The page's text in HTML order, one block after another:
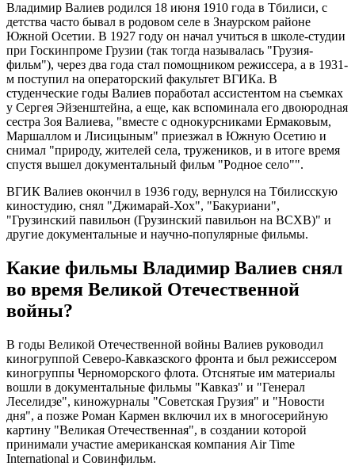
Владимир Валиев родился 18 июня 1910 года в Тбилиси, с
детства часто бывал в родовом селе в Знаурском районе
Южной Осетии. В 1927 году он начал учиться в школе-студии
при Госкинпроме Грузии (так тогда называлась "Грузия-
фильм"), через два года стал помощником режиссера, а в 1931-
м поступил на операторский факультет ВГИКа. В
студенческие годы Валиев поработал ассистентом на съемках
у Сергея Эйзенштейна, а еще, как вспоминала его двоюродная
сестра Зоя Валиева, "вместе с однокурсниками Ермаковым,
Маршаллом и Лисицыным" приезжал в Южную Осетию и
снимал "природу, жителей села, тружеников, и в итоге время
спустя вышел документальный фильм "Родное село"".
ВГИК Валиев окончил в 1936 году, вернулся на Тбилисскую
киностудию, снял "Джимарай-Хох", "Бакуриани",
"Грузинский павильон (Грузинский павильон на ВСХВ)" и
другие документальные и научно-популярные фильмы.
Какие фильмы Владимир Валиев снял
во время Великой Отечественной
войны?
В годы Великой Отечественной войны Валиев руководил
киногруппой Северо-Кавказского фронта и был режиссером
киногруппы Черноморского флота. Отснятые им материалы
вошли в документальные фильмы "Кавказ" и "Генерал
Леселидзе", киножурналы "Советская Грузия" и "Новости
дня", а позже Роман Кармен включил их в многосерийную
картину "Великая Отечественная", в создании которой
принимали участие американская компания Air Time
International и Совинфильм.